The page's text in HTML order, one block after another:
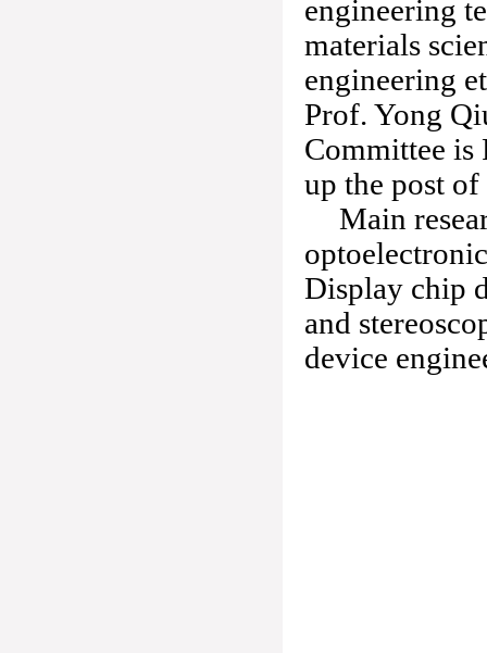
engineering
materials
engineering
Prof. Yong
Committee is
up the post
Main
Display chip
and
device